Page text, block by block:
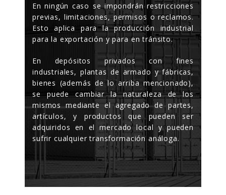
En ningún caso se impondrán restricciones
previas, limitaciones, permisos o reclamos.
Esto aplica para la producción industrial
para la exportación y para en tránsito.
En depósitos privados con fines
industriales, plantas de armado y fábricas,
bienes (además de lo arriba mencionado),
se puede cambiar la naturaleza de los
mismos mediante el agregado de partes,
artículos, y productos que pueden ser
adquiridos en el mercado local y pueden
sufrir cualquier transformación análoga.